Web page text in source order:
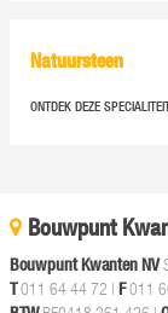
Natuursteen
ONTDEK DEZE
Bouwpunt
Bouwpunt Kwanten NV
T011 64 44 72 | F011